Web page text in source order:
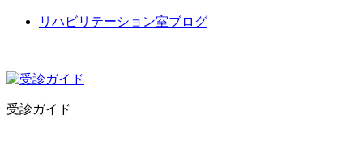
リハビリテーション室ブログ
受診ガイド